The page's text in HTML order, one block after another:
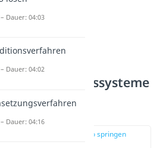
Gleichungssysteme
— mögliche
zur Stelle im Video springen
Dauer: 04:03
Dauer: 04:02
Dauer: 04:16